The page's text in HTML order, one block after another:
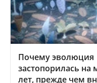
Почему эволюция
застопорилась
лет, прежде чем